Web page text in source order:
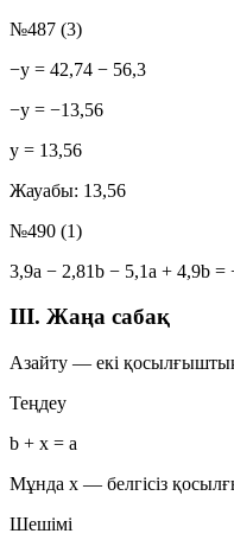
№487 (3)
−y = 42,74 − 56,3
−y = −13,56
y = 13,56
Жауабы: 13,56
№490 (1)
3,9a − 2,81b − 5,1a + 4,9b =
III. Жаңа сабақ
Азайту — екі
Теңдеу
b + x = a
Мұнда x — белгісіз
Шешімі